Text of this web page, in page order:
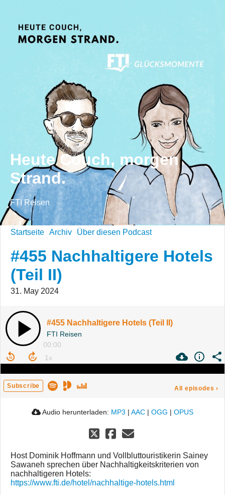
Heute Couch, morgen
Strand.
FTI Reisen
Startseite Archiv Über diesen Podcast
#455 Nachhaltigere Hotels
(Teil II)
31. May 2024
#455 Nachhaltigere Hotels (Teil II)
FTI Reisen
00:00
Subscribe All episodes ›
Audio herunterladen: MP3 | AAC | OGG | OPUS
Host Dominik Hoffmann und Vollbluttouristikerin Sainey
Sawaneh sprechen über Nachhaltigkeitskriterien von
nachhaltigeren Hotels:
https://www.fti.de/hotel/nachhaltige-hotels.html